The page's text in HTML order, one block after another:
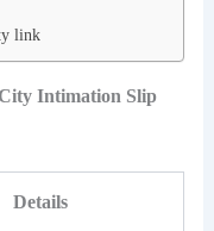
link
Intimation Slip
Details